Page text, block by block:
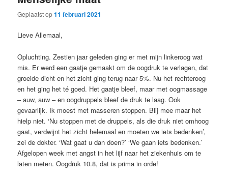
Geplaatst op11 februari 2021
Lieve Allemaal,
Opluchting. Zestien jaar geleden ging er met mijn linkeroog wat
mis. Er werd een gaatje gemaakt om de oogdruk te verlagen, dat
groeide dicht en het zicht ging terug naar 5%. Nu het rechteroog
en het ging het té goed. Het gaatje bleef, maar met oogmassage
– auw, auw – en oogdruppels bleef de druk te laag. Ook
gevaarlijk. Ik moest met masseren stoppen. Blij mee maar het
hielp niet. ‘Nu stoppen met de druppels, als die druk niet omhoog
gaat, verdwijnt het zicht helemaal en moeten we iets bedenken’,
zei de dokter. ‘Wat gaat u dan doen?’ ‘We gaan iets bedenken.’
Afgelopen week met angst in het lijf naar het ziekenhuis om te
laten meten. Oogdruk 10.8, dat is prima in orde!